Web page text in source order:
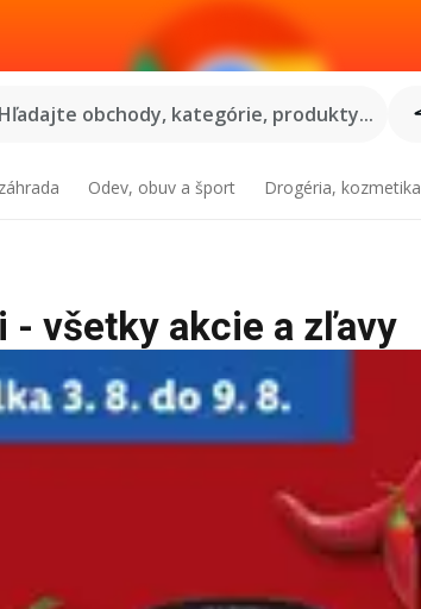
Hľadajte obchody, kategórie, produkty...
Odev, obuv a šport Drogéria, kozmetika
- všetky akcie a zľavy